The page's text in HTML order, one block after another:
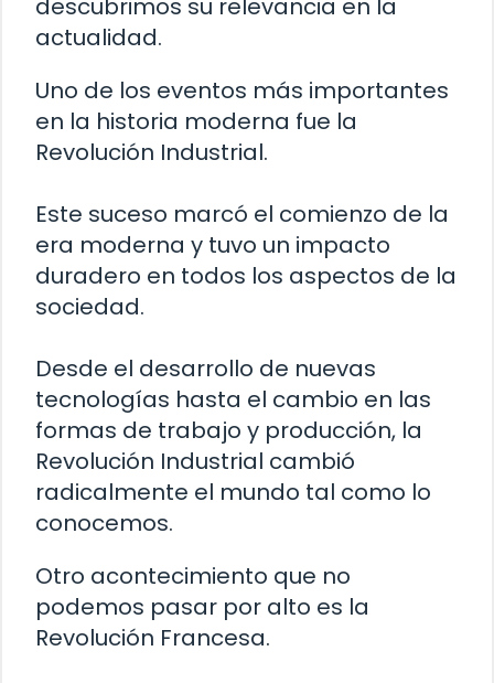
descubrimos su relevancia en la
actualidad.
Uno de los eventos más importantes
en la historia moderna fue la
Revolución Industrial.
Este suceso marcó el comienzo de la
era moderna y tuvo un impacto
duradero en todos los aspectos de la
sociedad.
Desde el desarrollo de nuevas
tecnologías hasta el cambio en las
formas de trabajo y producción, la
Revolución Industrial cambió
radicalmente el mundo tal como lo
conocemos.
Otro acontecimiento que no
podemos pasar por alto es la
Revolución Francesa.